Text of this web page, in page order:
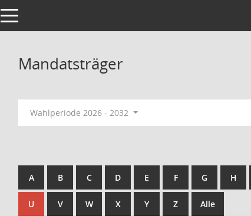
Toggle navigation
Mandatsträger
Wahlperiode 2026 - 2032
A B C D E F G H
U V W X Y Z Alle